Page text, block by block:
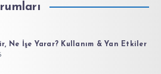
Ne İşe Yarar? Kullanım & Yan Etkiler